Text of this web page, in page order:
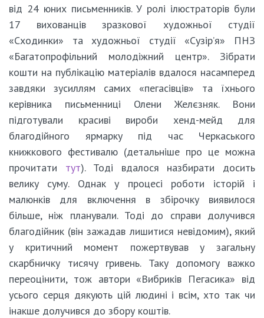
від 24 юних письменників. У ролі ілюстраторів були
17 вихованців зразкової художньої студії
«Сходинки» та художньої студії «Сузір’я» ПНЗ
«Багатопрофільний молодіжний центр». Зібрати
кошти на публікацію матеріалів вдалося насамперед
завдяки зусиллям самих «пегасівців» та їхнього
керівника письменниці Олени Желєзняк. Вони
підготували красиві вироби хенд-мейд для
благодійного ярмарку під час Черкаського
книжкового фестивалю (детальніше про це можна
прочитати тут). Тоді вдалося назбирати досить
велику суму. Однак у процесі роботи історій і
малюнків для включення в збірочку виявилося
більше, ніж планували. Тоді до справи долучився
благодійник (він зажадав лишитися невідомим), який
у критичний момент пожертвував у загальну
скарбничку тисячу гривень. Таку допомогу важко
переоцінити, тож автори «Вибриків Пегасика» від
усього серця дякують цій людині і всім, хто так чи
інакше долучився до збору коштів.